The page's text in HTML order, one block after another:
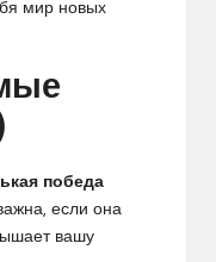
мир новых
победа
если она
вашу